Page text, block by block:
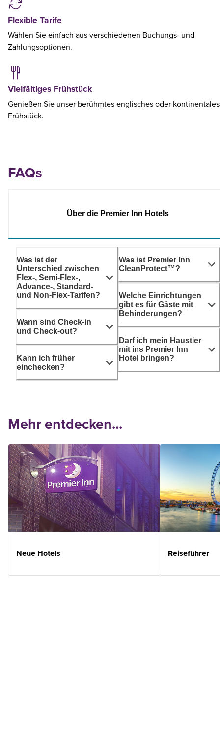
Flexible Tarife
Wählen Sie einfach aus verschiedenen Buchungs- und
Zahlungsoptionen.
Vielfältiges Frühstück
Genießen Sie unser berühmtes englisches oder kontinentales
Frühstück.
FAQs
Über die Premier Inn Hotels
Was ist der
Unterschied zwischen
Flex-, Semi-Flex-,
Advance-, Standard-
und Non-Flex-Tarifen?
Wann sind Check-in
und Check-out?
Kann ich früher
einchecken?
Was ist Premier Inn
CleanProtect™?
Welche Einrichtungen
gibt es für Gäste mit
Behinderungen?
Darf ich mein Haustier
mit ins Premier Inn
Hotel bringen?
Mehr entdecken...
Neue Hotels Reiseführer